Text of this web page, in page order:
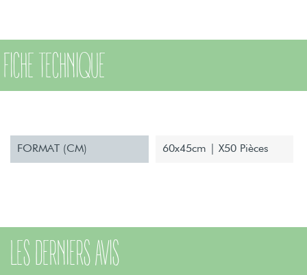
FICHE TECHNIQUE
FORMAT (CM) 60x45cm | X50 Pièces
LES DERNIERS AVIS